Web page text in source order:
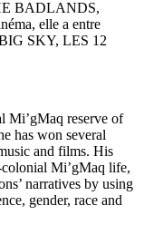
BADLANDS,
elle a entre
SKY, LES 12
Mi’gMaq reserve of
has won several
and films. His
Mi’gMaq life,
narratives by using
gender, race and